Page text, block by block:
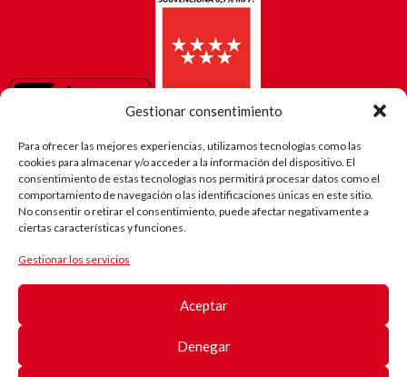
Gestionar consentimiento
Para ofrecer las mejores experiencias, utilizamos tecnologías como las
cookies para almacenar y/o acceder a la información del dispositivo. El
consentimiento de estas tecnologías nos permitirá procesar datos como el
comportamiento de navegación o las identificaciones únicas en este sitio.
No consentir o retirar el consentimiento, puede afectar negativamente a
ciertas características y funciones.
Gestionar los servicios
Aceptar
Denegar
El camino